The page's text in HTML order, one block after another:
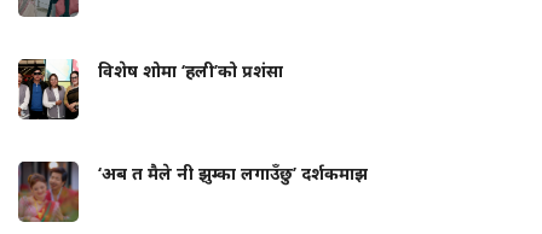
विशेष शोमा ‘हली’को प्रशंसा
‘अब त मैले नी झुम्का लगाउँछु’ दर्शकमाझ